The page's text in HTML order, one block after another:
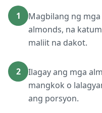
1
Magbilang ng
almonds, na
maliit na dakot.
2
Ilagay ang mga
mangkok o
ang porsyon.